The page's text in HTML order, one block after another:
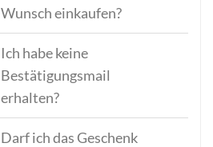
Wunsch einkaufen?
Ich habe keine
Bestätigungsmail
erhalten?
Darf ich das Geschenk